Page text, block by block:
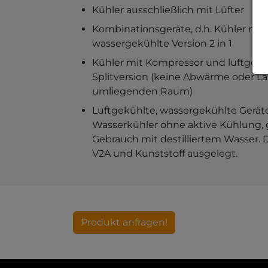
Kühler ausschließlich mit Lüfter
Kombinationsgeräte, d.h. Kühler
wassergekühlte Version 2 in 1
Kühler mit Kompressor und
Splitversion (keine Abwärme oder
umliegenden Raum)
Luftgekühlte, wassergekühlte
Wasserkühler ohne aktive
Gebrauch mit destilliertem Wasser.
V2A und Kunststoff ausgelegt.
Produkt anfragen!